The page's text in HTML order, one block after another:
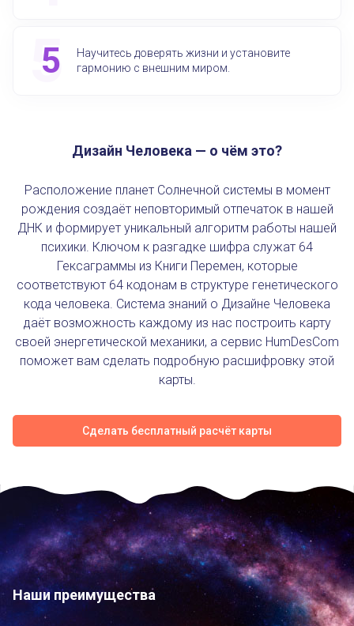
Научитесь доверять жизни и установите
гармонию с внешним миром.
Дизайн Человека — о чём это?
Расположение планет Солнечной системы в момент
рождения создаёт неповторимый отпечаток в нашей
ДНК и формирует уникальный алгоритм работы нашей
психики. Ключом к разгадке шифра служат 64
Гексаграммы из Книги Перемен, которые
соответствуют 64 кодонам в структуре генетического
кода человека. Система знаний о Дизайне Человека
даёт возможность каждому из нас построить карту
своей энергетической механики, а сервис HumDesCom
поможет вам сделать подробную расшифровку этой
карты.
Сделать бесплатный расчёт карты
Наши преимущества